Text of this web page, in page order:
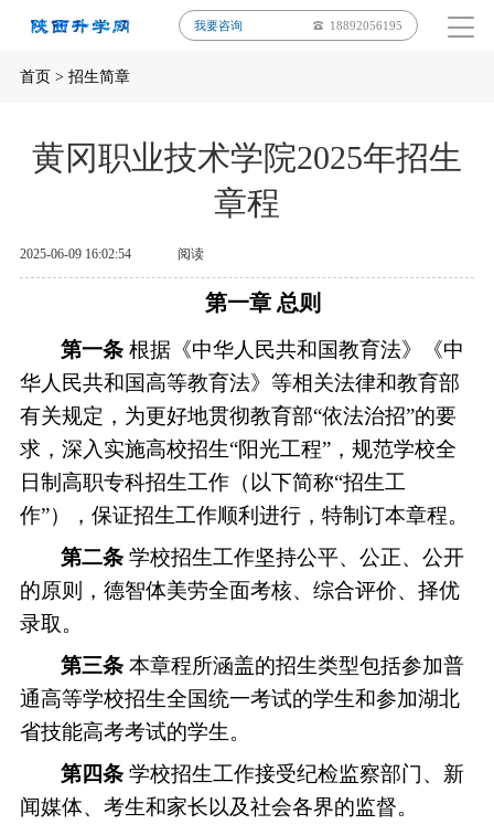
我要咨询 18892056195
首页> 招生简章
黄冈职业技术学院2025年招生
章程
2025-06-09 16:02:54 阅读
第一章 总则
第一条 根据《中华人民共和国教育法》《中
华人民共和国高等教育法》等相关法律和教育部
有关规定，为更好地贯彻教育部“依法治招”的要
求，深入实施高校招生“阳光工程”，规范学校全
日制高职专科招生工作（以下简称“招生工
作”），保证招生工作顺利进行，特制订本章程。
第二条 学校招生工作坚持公平、公正、公开
的原则，德智体美劳全面考核、综合评价、择优
录取。
第三条 本章程所涵盖的招生类型包括参加普
通高等学校招生全国统一考试的学生和参加湖北
省技能高考考试的学生。
第四条 学校招生工作接受纪检监察部门、新
闻媒体、考生和家长以及社会各界的监督。